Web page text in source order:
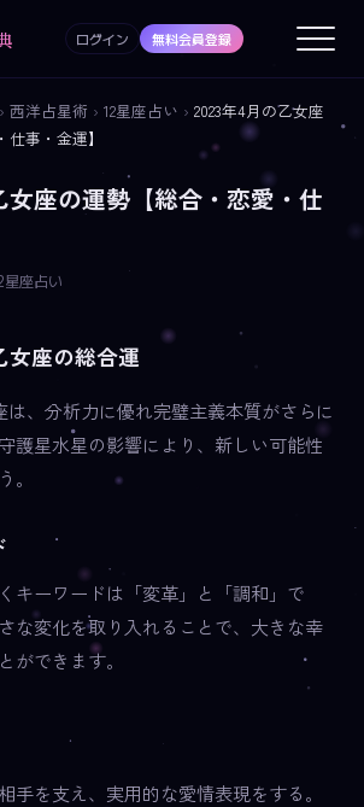
ログイン 無料会員登録
› 西洋占星術 › 12星座占い › 2023年4月の乙女座
事・金運】
女座の運勢【総合・恋愛・仕
座占い
女座の総合運
は、分析力に優れ完璧主義本質がさらに
護星水星の影響により、新しい可能性
。
キーワードは「変革」と「調和」で
な変化を取り入れることで、大きな幸
ができます。
手を支え、実用的な愛情表現をする。